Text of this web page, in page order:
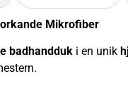
Mikrofiber
badhandduk i en unik